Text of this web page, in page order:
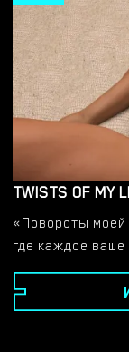
TWISTS OF MY
«Повороты
где каждое
изменить
неправильный
игре каждый